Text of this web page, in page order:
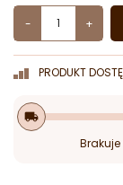
- +
PRODUKT
local_shipping
Brakuje